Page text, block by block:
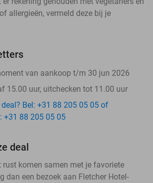
allergieën, vermeld deze bij je
van aankoop t/m 30 jun 2026
15.00 uur, uitchecken tot 11.00 uur
Bel: +31 88 205 05 05 of
+31 88 205 05 05
deal
rust komen samen met je favoriete
dan een bezoek aan Fletcher Hotel-